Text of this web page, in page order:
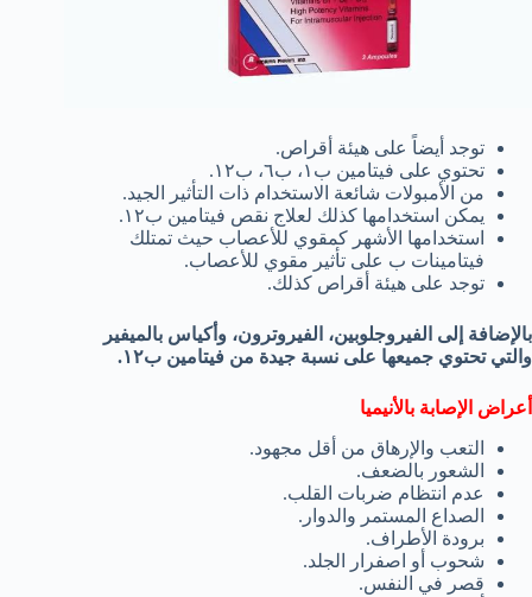
توجد أيضاً على هيئة أقراص.
تحتوي على فيتامين ب١، ب٦، ب١٢.
من الأمبولات شائعة الاستخدام ذات التأثير الجيد.
يمكن استخدامها كذلك لعلاج نقص فيتامين ب١٢.
استخدامها الأشهر كمقوي للأعصاب حيث تمتلك
فيتامينات ب على تأثير مقوي للأعصاب.
توجد على هيئة أقراص كذلك.
بالإضافة إلى الفيروجلوبين، الفيروترون، وأكياس بالميفير
والتي تحتوي جميعها على نسبة جيدة من فيتامين ب١٢.
أعراض الإصابة بالأنيميا
التعب والإرهاق من أقل مجهود.
الشعور بالضعف.
عدم انتظام ضربات القلب.
الصداع المستمر والدوار.
برودة الأطراف.
شحوب أو اصفرار الجلد.
قصر في النفس.